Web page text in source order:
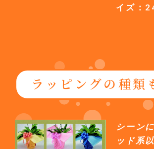
イズ：
ラッピングの種類
シーン
ッド系